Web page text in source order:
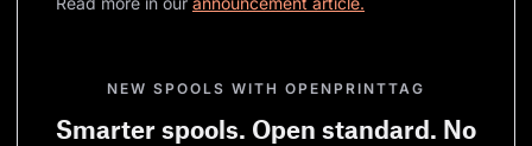
NEW SPOOLS WITH OPENPRINTTAG
Smarter spools. Open standard. No